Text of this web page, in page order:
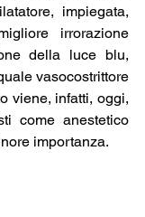
impiegata,
irrorazione
della luce blu,
vasocostrittore
viene, infatti, oggi,
come anestetico
importanza.